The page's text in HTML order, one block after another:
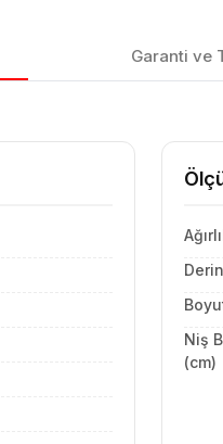
Garanti ve
Niş
(cm)